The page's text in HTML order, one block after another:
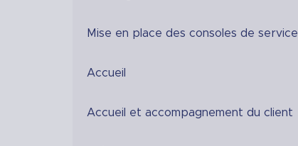
Mise en place des consoles de service
Accueil
Accueil et accompagnement du client